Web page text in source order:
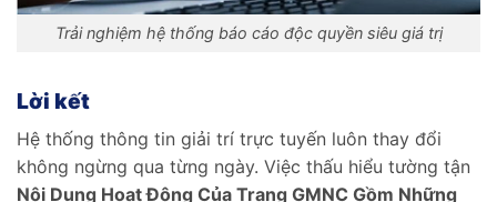
Trải nghiệm hệ thống báo cáo độc quyền siêu giá trị
Lời kết
Hệ thống thông tin giải trí trực tuyến luôn thay đổi
không ngừng qua từng ngày. Việc thấu hiểu tường tận
Nội Dung Hoạt Động Của Trang GMNC Gồm Những